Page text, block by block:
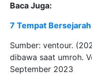
Baca Juga:
7 Tempat
Sumber: ventour.
dibawa saat umroh.
September 2023